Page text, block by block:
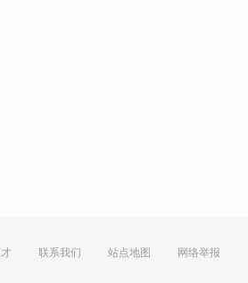
联系我们 站点地图 网络举报